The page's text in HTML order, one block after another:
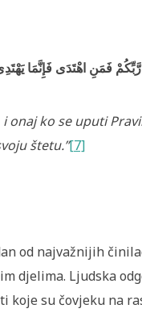
فَمَنِ اهْتَدَى فَإِنَّمَا
onaj ko se uputi
štetu.”[7]
od najvažnijih
djelima. Ljudska
su čovjeku na